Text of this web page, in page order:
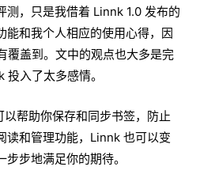
测，只是我借着 Linnk 1.0 发布的
能和我个人相应的使用心得，因
覆盖到。文中的观点也大多是完
入了太多感情。
帮助你保存和同步书签，防止
读和管理功能，Linnk 也可以变
步地满足你的期待。